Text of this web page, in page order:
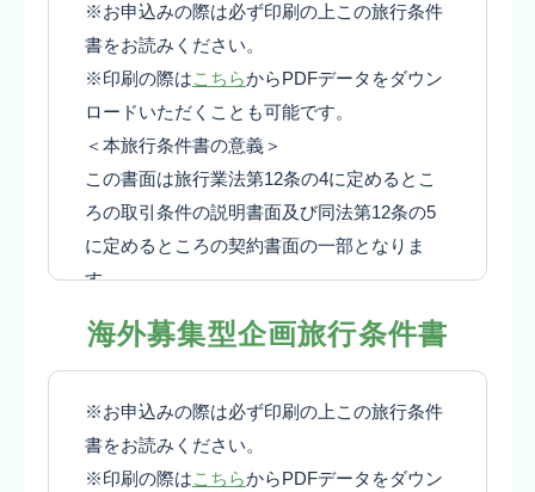
※お申込みの際は必ず印刷の上この旅行条件
書をお読みください。
※印刷の際はこちらからPDFデータをダウン
ロードいただくことも可能です。
＜本旅行条件書の意義＞
この書面は旅行業法第12条の4に定めるとこ
ろの取引条件の説明書面及び同法第12条の5
に定めるところの契約書面の一部となりま
す。
(1) この旅行は関西教育旅行株式会社（以
施する旅行であり、この旅行に参加されるお
客様は当社と募集型企画旅行契約（以下、
「旅行契約」といいます。）を締結すること
海外募集型企画旅行条件書
※お申込みの際は必ず印刷の上この旅行条件
書をお読みください。
※印刷の際はこちらからPDFデータをダウン